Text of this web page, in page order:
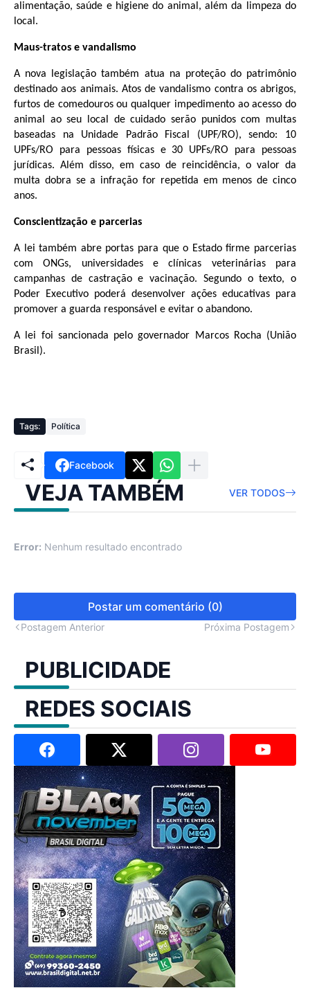
alimentação, saúde e higiene do animal, além da limpeza do
local.
Maus-tratos e vandalismo
A nova legislação também atua na proteção do patrimônio
destinado aos animais. Atos de vandalismo contra os abrigos,
furtos de comedouros ou qualquer impedimento ao acesso do
animal ao seu local de cuidado serão punidos com multas
baseadas na Unidade Padrão Fiscal (UPF/RO), sendo: 10
UPFs/RO para pessoas físicas e 30 UPFs/RO para pessoas
jurídicas. Além disso, em caso de reincidência, o valor da
multa dobra se a infração for repetida em menos de cinco
anos.
Conscientização e parcerias
A lei também abre portas para que o Estado firme parcerias
com ONGs, universidades e clínicas veterinárias para
campanhas de castração e vacinação. Segundo o texto, o
Poder Executivo poderá desenvolver ações educativas para
promover a guarda responsável e evitar o abandono.
A lei foi sancionada pelo governador Marcos Rocha (União
Brasil).
Tags: Política
Facebook
VEJA TAMBÉM VER TODOS
Error: Nenhum resultado encontrado
Postar um comentário (0)
Postagem Anterior Próxima Postagem
PUBLICIDADE
REDES SOCIAIS